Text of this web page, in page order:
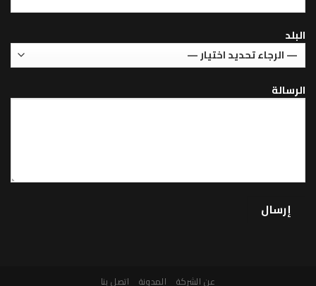
المدونة اتصل بنا